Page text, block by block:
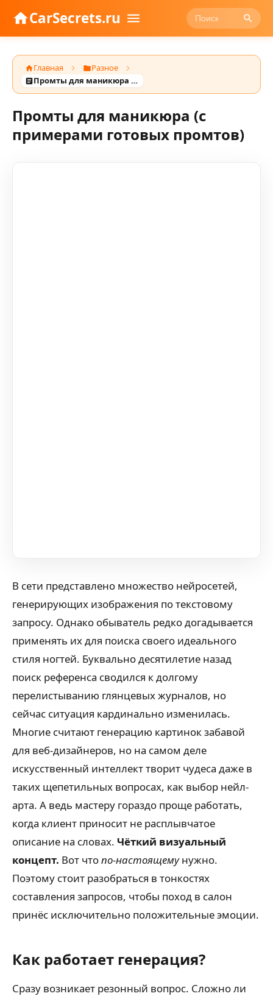
CarSecrets.ru
Главная
Разное
Промты для маникюра (с примерами готовых промтов)
Промты для маникюра (с
примерами готовых промтов)
В сети представлено множество нейросетей,
генерирующих изображения по текстовому
запросу. Однако обыватель редко догадывается
применять их для поиска своего идеального
стиля ногтей. Буквально десятилетие назад
поиск референса сводился к долгому
перелистыванию глянцевых журналов, но
сейчас ситуация кардинально изменилась.
Многие считают генерацию картинок забавой
для веб-дизайнеров, но на самом деле
искусственный интеллект творит чудеса даже в
таких щепетильных вопросах, как выбор нейл-
арта. А ведь мастеру гораздо проще работать,
когда клиент приносит не расплывчатое
описание на словах. Чёткий визуальный
концепт. Вот чтопо-настоящемунужно.
Поэтому стоит разобраться в тонкостях
составления запросов, чтобы поход в салон
принёс исключительно положительные эмоции.
Как работает генерация?
Сразу возникает резонный вопрос. Сложно ли